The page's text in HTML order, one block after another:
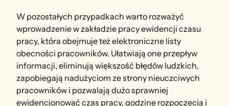
W pozostałych przypadkach warto rozważyć
wprowadzenie w zakładzie pracy ewidencji czasu
pracy, która obejmuje też elektroniczne listy
obecności pracowników. Ułatwiają one przepływ
informacji, eliminują większość błędów ludzkich,
zapobiegają nadużyciom ze strony nieuczciwych
pracowników i pozwalają dużo sprawniej
ewidencjonować czas pracy, godzinę rozpoczęcia i